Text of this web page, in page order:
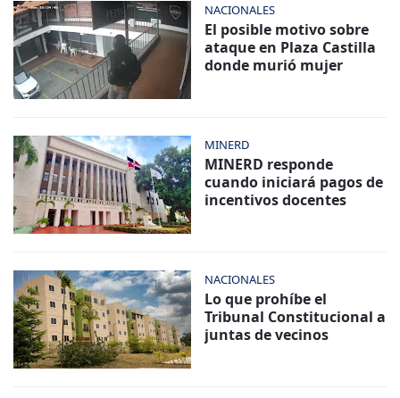
NACIONALES
El posible motivo sobre
ataque en Plaza Castilla
donde murió mujer
MINERD
MINERD responde
cuando iniciará pagos de
incentivos docentes
NACIONALES
Lo que prohíbe el
Tribunal Constitucional a
juntas de vecinos